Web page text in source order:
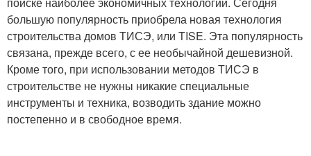
большую популярность приобрела новая технология
строительства домов ТИСЭ, или TISE. Эта популярность
связана, прежде всего, с ее необычайной дешевизной.
Кроме того, при использовании методов ТИСЭ в
строительстве не нужны никакие специальные
инструменты и техника, возводить здание можно
постепенно и в свободное время.